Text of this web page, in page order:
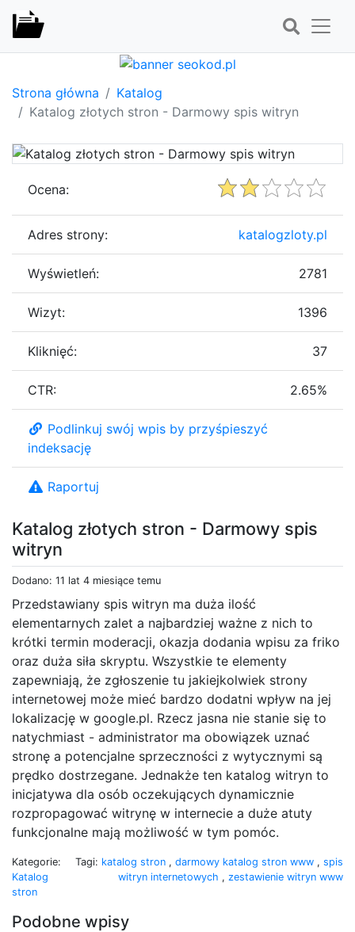
Strona główna
Katalog
Katalog złotych stron - Darmowy spis witryn
Katalog złotych stron - Darmowy spis
witryn
Dodano: 11 lat 4 miesiące temu
Przedstawiany spis witryn ma duża ilość
elementarnych zalet a najbardziej ważne z nich to
krótki termin moderacji, okazja dodania wpisu za friko
oraz duża siła skryptu. Wszystkie te elementy
zapewniają, że zgłoszenie tu jakiejkolwiek strony
internetowej może mieć bardzo dodatni wpływ na jej
lokalizację w google.pl. Rzecz jasna nie stanie się to
natychmiast - administrator ma obowiązek uznać
stronę a potencjalne sprzeczności z wytycznymi są
prędko dostrzegane. Jednakże ten katalog witryn to
inicjatywa dla osób oczekujących dynamicznie
rozpropagować witrynę w internecie a duże atuty
funkcjonalne mają możliwość w tym pomóc.
Kategorie:
Katalog
stron
Tagi: katalog stron , darmowy katalog stron www , spis
witryn internetowych , zestawienie witryn www
Podobne wpisy
Ocena:
Adres strony: katalogzloty.pl
Wyświetleń: 2781
Wizyt: 1396
Kliknięć: 37
CTR: 2.65%
Podlinkuj swój wpis by przyśpieszyć
indeksację
Raportuj